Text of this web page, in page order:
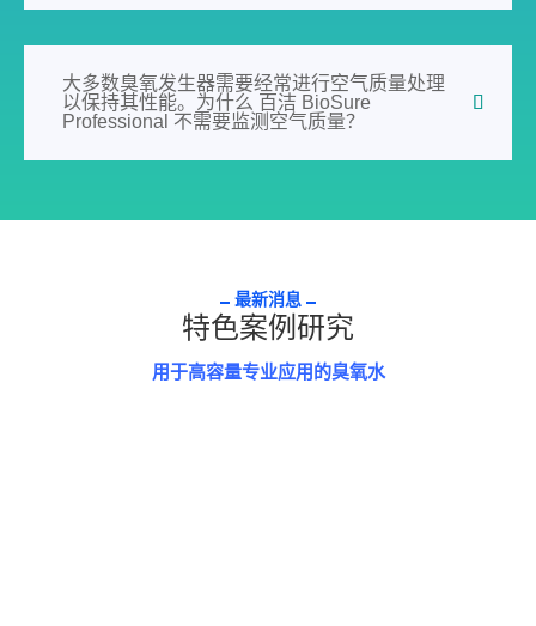
大多数臭氧发生器需要经常进行空气质量处理
以保持其性能。为什么 百洁 BioSure
Professional 不需要监测空气质量？
最新消息
特色案例研究
用于高容量专业应用的臭氧水